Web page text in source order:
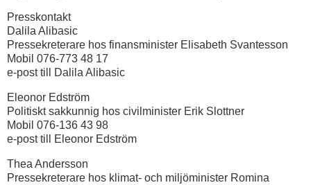
Presskontakt
Dalila Alibasic
Pressekreterare hos finansminister Elisabeth Svantesson
Mobil 076-773 48 17
e-post till Dalila Alibasic
Eleonor Edström
Politiskt sakkunnig hos civilminister Erik Slottner
Mobil 076-136 43 98
e-post till Eleonor Edström
Thea Andersson
Pressekreterare hos klimat- och miljöminister Romina